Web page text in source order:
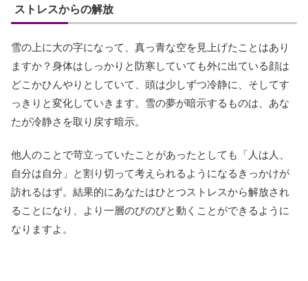
ストレスからの解放
雪の上に大の字になって、真っ青な空を見上げたことはあり
ますか？身体はしっかりと防寒していても外に出ている顔は
どこかひんやりとしていて、頭は少しずつ冷静に、そしてす
っきりと変化していきます。雪の夢が暗示するものは、あな
たが冷静さを取り戻す暗示。
他人のことで苛立っていたことがあったとしても「人は人、
自分は自分」と割り切って考えられるようになるきっかけが
訪れるはず。結果的にあなたはひとつストレスから解放され
ることになり、より一層のびのびと動くことができるように
なりますよ。